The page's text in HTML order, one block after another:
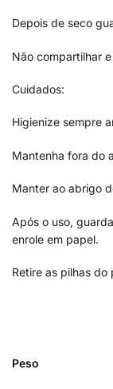
Depois de seco
Não compartilhar
Cuidados:
Higienize sempre
Mantenha fora do
Manter ao abrigo
Após o uso,
enrole em papel.
Retire as pilhas
Peso